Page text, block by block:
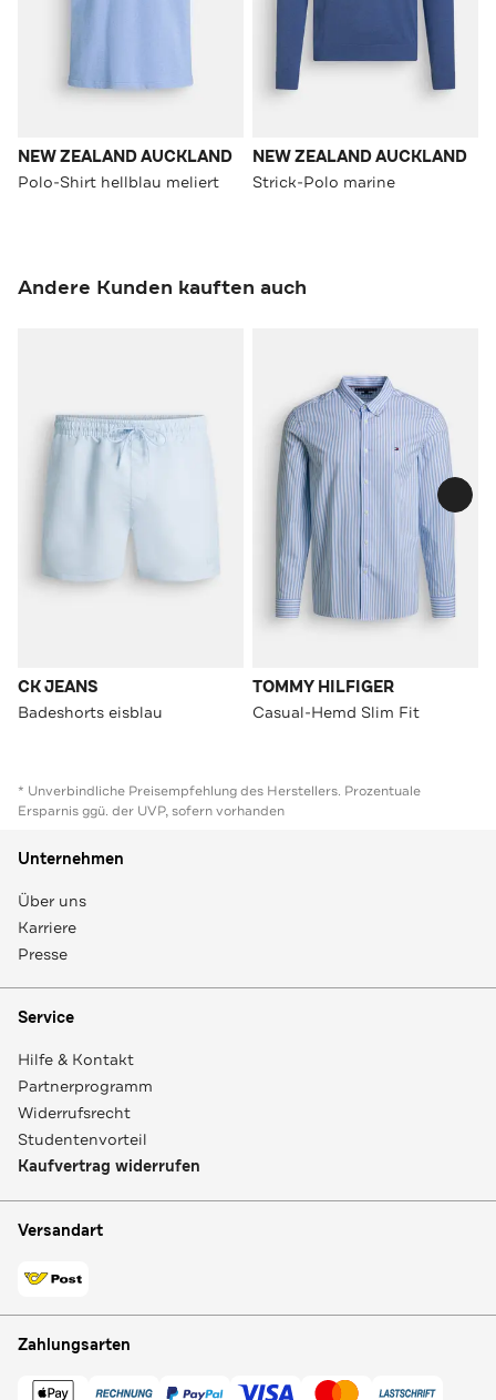
NEW ZEALAND AUCKLAND
Polo-Shirt hellblau meliert
NEW ZEALAND AUCKLAND
Strick-Polo marine
Andere Kunden kauften auch
CK JEANS
Badeshorts eisblau
TOMMY HILFIGER
Casual-Hemd Slim Fit
* Unverbindliche Preisempfehlung des Herstellers. Prozentuale
Ersparnis ggü. der UVP, sofern vorhanden
Unternehmen
Über uns
Karriere
Presse
Service
Hilfe & Kontakt
Partnerprogramm
Widerrufsrecht
Studentenvorteil
Kaufvertrag widerrufen
Versandart
Zahlungsarten